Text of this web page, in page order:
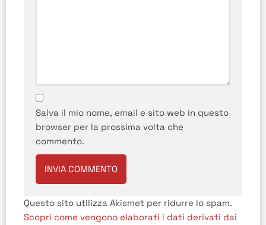
Salva il mio nome, email e sito web in questo
browser per la prossima volta che
commento.
Questo sito utilizza Akismet per ridurre lo spam.
Scopri come vengono elaborati i dati derivati dai